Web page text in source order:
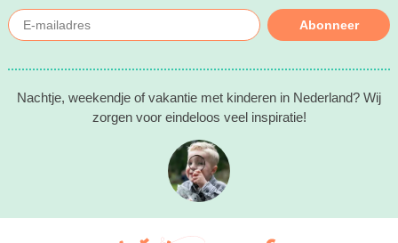
Abonneer
Nachtje, weekendje of vakantie met kinderen in Nederland? Wij
zorgen voor eindeloos veel inspiratie!